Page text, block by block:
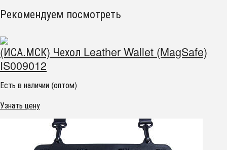
Рекомендуем посмотреть
(ИСА.МСК) Чехол Leather Wallet (MagSafe)
IS009012
Есть в наличии (оптом)
Узнать цену